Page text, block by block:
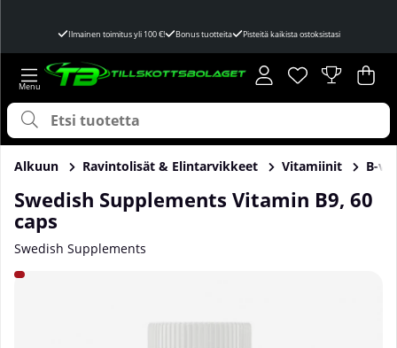
Ilmainen toimitus yli 100 €! Bonus tuotteita Pisteitä kaikista ostoksistasi
Toivelista
Lukumäärä
. .
Alkuun Ravintolisät & Elintarvikkeet Vitamiinit B-
Swedish Supplements Vitamin B9, 60
caps
Swedish Supplements
Tuotekuvat Swedish Supplements Vitamin B9, 60 caps